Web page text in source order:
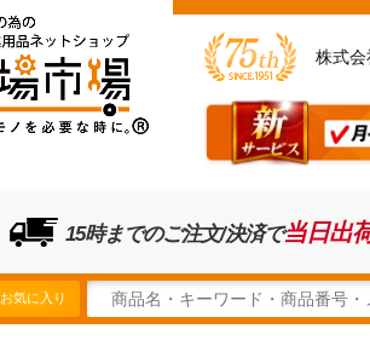
株式
15時までのご注文/決済で当日出
お気に入り